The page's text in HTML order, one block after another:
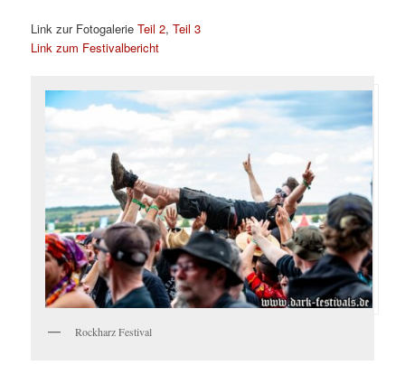
Link zur FotogalerieTeil 2,Teil 3
Link zum Festivalbericht
Rockharz Festival